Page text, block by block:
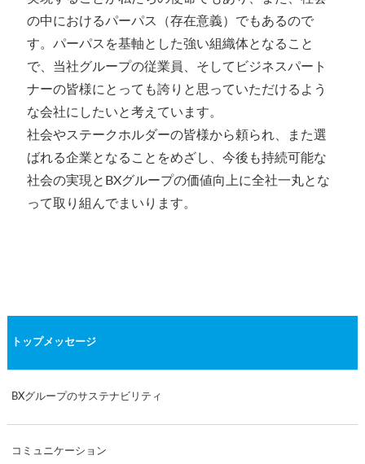
の中におけるパーパス（存在意義）でもあるので
す。パーパスを基軸とした強い組織体となること
で、当社グループの従業員、そしてビジネスパート
ナーの皆様にとっても誇りと思っていただけるよう
な会社にしたいと考えています。
社会やステークホルダーの皆様から頼られ、また選
ばれる企業となることをめざし、今後も持続可能な
社会の実現とBXグループの価値向上に全社一丸とな
って取り組んでまいります。
トップメッセージ
BXグループのサステナビリティ
コミュニケーション